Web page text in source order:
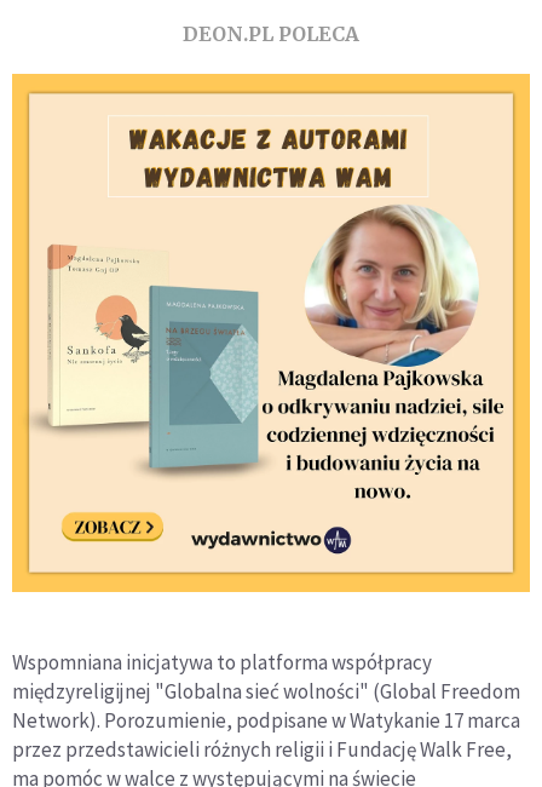
DEON.PL POLECA
Wspomniana inicjatywa to platforma współpracy
międzyreligijnej "Globalna sieć wolności" (Global Freedom
Network). Porozumienie, podpisane w Watykanie 17 marca
przez przedstawicieli różnych religii i Fundację Walk Free,
ma pomóc w walce z występującymi na świecie